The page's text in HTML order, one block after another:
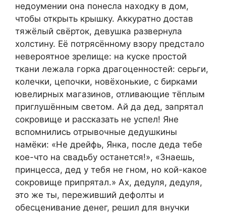
недоумении она понесла находку в дом,
чтобы открыть крышку. Аккуратно достав
тяжёлый свёрток, девушка развернула
холстину. Её потрясённому взору предстало
невероятное зрелище: на куске простой
ткани лежала горка драгоценностей: серьги,
колечки, цепочки, новёхонькие, с бирками
ювелирных магазинов, отливающие тёплым
приглушённым светом. Ай да дед, запрятал
сокровище и рассказать не успел! Яне
вспомнились отрывочные дедушкины
намёки: «Не дрейфь, Янка, после деда тебе
кое-что на свадьбу останется!», «Знаешь,
принцесса, дед у тебя не гном, но кой-какое
сокровище припрятал.» Ах, дедуля, дедуля,
это же ты, переживший дефолты и
обесценивание денег, решил для внучки